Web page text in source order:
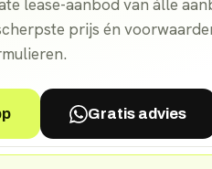
lease-aanbod van álle
prijs én
Gratis advies